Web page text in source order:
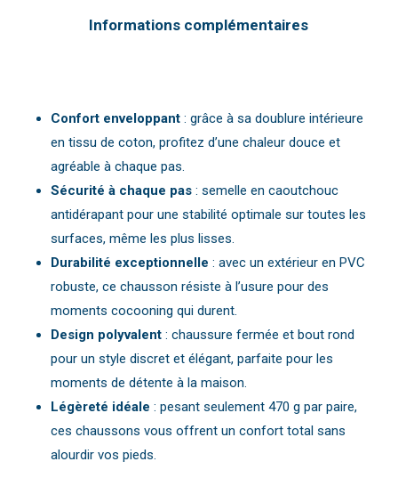
Informations complémentaires
Confort enveloppant: grâce à sa doublure intérieure
en tissu de coton, profitez d’une chaleur douce et
agréable à chaque pas.
Sécurité à chaque pas: semelle en caoutchouc
antidérapant pour une stabilité optimale sur toutes les
surfaces, même les plus lisses.
Durabilité exceptionnelle : avec un extérieur en PVC
robuste, ce chausson résiste à l’usure pour des
moments cocooning qui durent.
Design polyvalent: chaussure fermée et bout rond
pour un style discret et élégant, parfaite pour les
moments de détente à la maison.
Légèreté idéale : pesant seulement 470 g par paire,
ces chaussons vous offrent un confort total sans
alourdir vos pieds.